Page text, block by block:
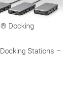
Docking
Stations –